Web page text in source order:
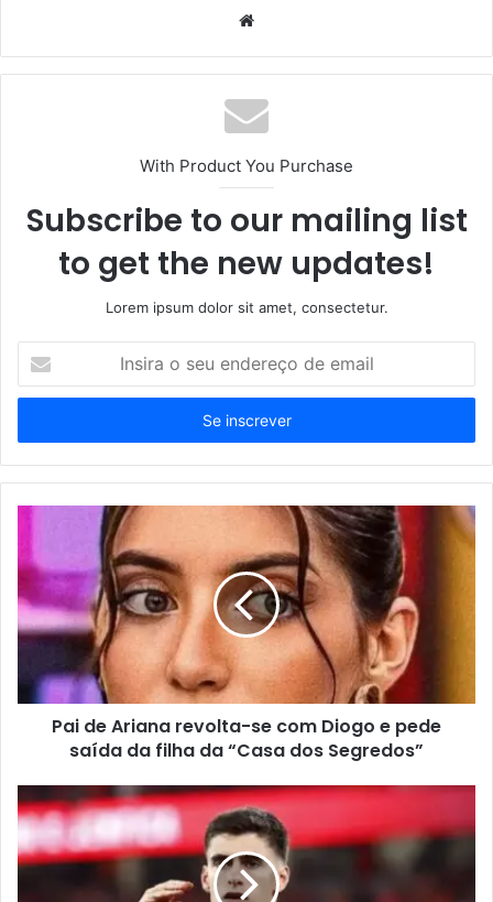
Website
With Product You Purchase
Subscribe to our mailing list
to get the new updates!
Lorem ipsum dolor sit amet, consectetur.
seu
de
email
Pai de Ariana revolta-se com Diogo e pede
saída da filha da “Casa dos Segredos”